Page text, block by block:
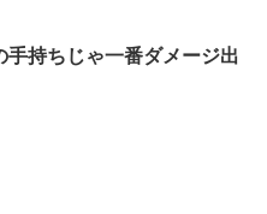
持ちじゃ一番ダメージ出